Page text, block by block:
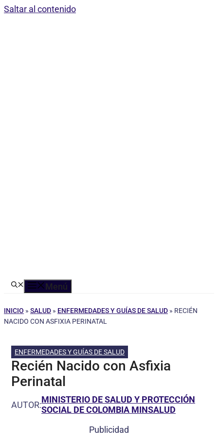
Saltar al contenido
Menú
INICIO » SALUD » ENFERMEDADES Y GUÍAS DE SALUD » RECIÉN
NACIDO CON ASFIXIA PERINATAL
ENFERMEDADES Y GUÍAS DE SALUD
Recién Nacido con Asfixia
Perinatal
AUTOR:MINISTERIO DE SALUD Y PROTECCIÓN
SOCIAL DE COLOMBIA MINSALUD
Publicidad